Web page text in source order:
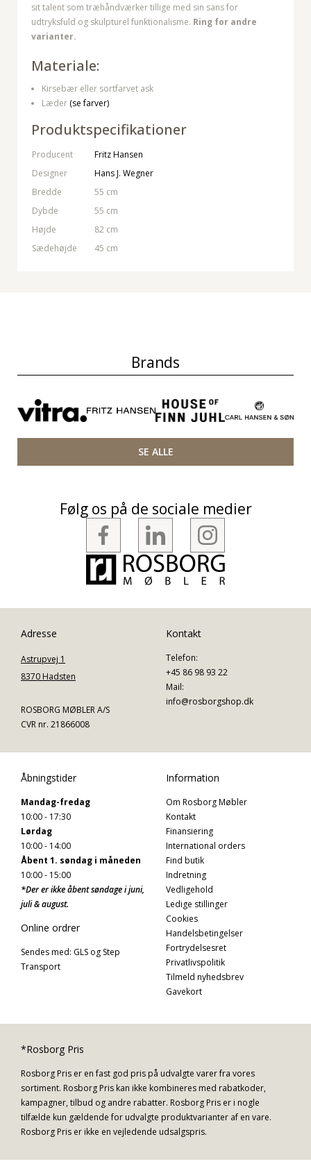
sit talent som træhåndværker tillige med sin sans for
udtryksfuld og skulpturel funktionalisme. Ring for andre
varianter.
Materiale:
Kirsebær eller sortfarvet ask
Læder (se farver)
Produktspecifikationer
Producent
Fritz Hansen
Designer
Hans J. Wegner
Bredde
55 cm
Dybde
55 cm
Højde
82 cm
Sædehøjde
45 cm
Brands
SE ALLE
Følg os på de sociale medier
Adresse
Astrupvej 1
8370 Hadsten
ROSBORG MØBLER A/S
CVR nr. 21866008
Kontakt
Telefon:
+45 86 98 93 22
Mail:
info@rosborgshop.dk
Åbningstider
Mandag-fredag
10:00 - 17:30
Lørdag
10:00 - 14:00
Åbent 1. søndag i måneden
10:00 - 15:00
*Der er ikke åbent søndage i juni,
juli & august.
Online ordrer
Sendes med: GLS og Step
Transport
Information
Om Rosborg Møbler
Kontakt
Finansiering
International orders
Find butik
Indretning
Vedligehold
Ledige stillinger
Cookies
Handelsbetingelser
Fortrydelsesret
Privatlivspolitik
Tilmeld nyhedsbrev
Gavekort
*Rosborg Pris
Rosborg Pris er en fast god pris på udvalgte varer fra vores
sortiment. Rosborg Pris kan ikke kombineres med rabatkoder,
kampagner, tilbud og andre rabatter. Rosborg Pris er i nogle
tilfælde kun gældende for udvalgte produktvarianter af en vare.
Rosborg Pris er ikke en vejledende udsalgspris.